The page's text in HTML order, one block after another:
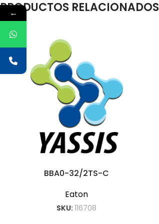
PRODUCTOS RELACIONADOS
BBA0-32/2TS-C
Eaton
SKU: 116708
←